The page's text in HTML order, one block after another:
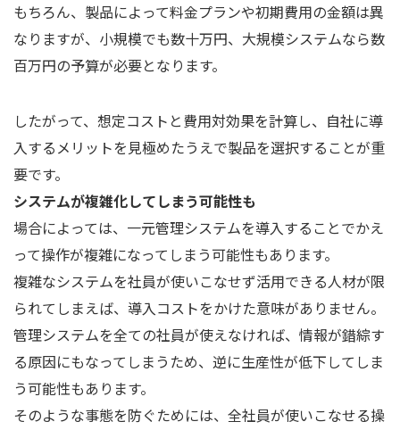
もちろん、製品によって料金プランや初期費用の金額は異
なりますが、小規模でも数十万円、大規模システムなら数
百万円の予算が必要となります。
したがって、想定コストと費用対効果を計算し、自社に導
入するメリットを見極めたうえで製品を選択することが重
要です。
システムが複雑化してしまう可能性も
場合によっては、一元管理システムを導入することでかえ
って操作が複雑になってしまう可能性もあります。
複雑なシステムを社員が使いこなせず活用できる人材が限
られてしまえば、導入コストをかけた意味がありません。
管理システムを全ての社員が使えなければ、情報が錯綜す
る原因にもなってしまうため、逆に生産性が低下してしま
う可能性もあります。
そのような事態を防ぐためには、全社員が使いこなせる操